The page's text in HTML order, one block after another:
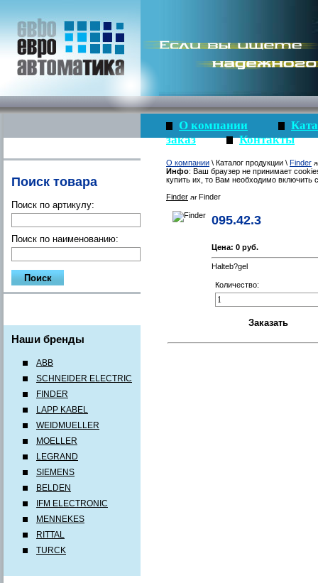
Поиск товара
Поиск по артикулу:
Поиск по наименованию:
Наши бренды
ABB
SCHNEIDER ELECTRIC
FINDER
LAPP KABEL
WEIDMUELLER
MOELLER
LEGRAND
SIEMENS
BELDEN
IFM ELECTRONIC
MENNEKES
RITTAL
TURCK
О компании
заказ
Контакты
О компании \ Каталог продукции \ Finder
Инфо: Ваш браузер не принимает
купить их, то Вам необходимо включить
Finder
Finder
095.42.3
Цена: 0 руб.
Halteb?gel
Количество: